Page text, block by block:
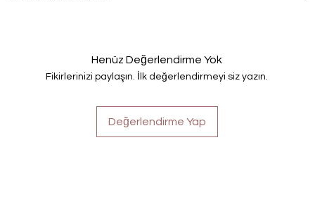
Henüz Değerlendirme Yok
Fikirlerinizi paylaşın. İlk değerlendirmeyi siz yazın.
Değerlendirme Yap